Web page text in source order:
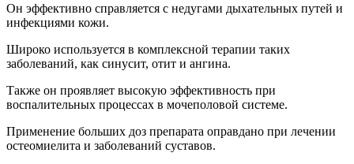
Он эффективно справляется с недугами дыхательных путей и
инфекциями кожи.
Широко используется в комплексной терапии таких
заболеваний, как синусит, отит и ангина.
Также он проявляет высокую эффективность при
воспалительных процессах в мочеполовой системе.
Применение больших доз препарата оправдано при лечении
остеомиелита и заболеваний суставов.